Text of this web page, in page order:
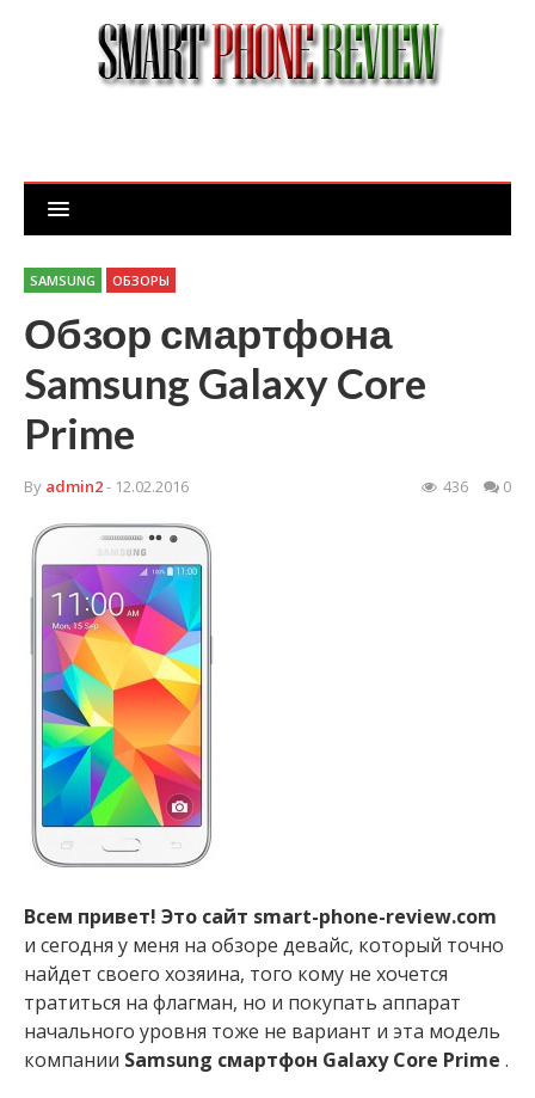
SAMSUNG ОБЗОРЫ
Обзор смартфона
Samsung Galaxy Core
Prime
By admin2- 12.02.2016 436 0
Всем привет! Это сайт smart-phone-review.com
и сегодня у меня на обзоре девайс, который точно
найдет своего хозяина, того кому не хочется
тратиться на флагман, но и покупать аппарат
начального уровня тоже не вариант и эта модель
компании Samsung смартфон Galaxy Core Prime .